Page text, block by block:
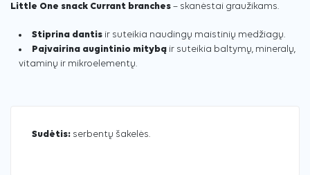
Little One snack Currant branches – skanėstai graužikams.
Stiprina dantis ir suteikia naudingų maistinių medžiagų.
Paįvairina augintinio mitybą ir suteikia baltymų, mineralų,
vitaminų ir mikroelementų.
Sudėtis: serbentų šakelės.